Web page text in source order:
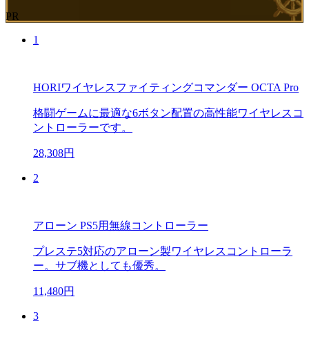
PR
1
HORIワイヤレスファイティングコマンダー OCTA Pro
格闘ゲームに最適な6ボタン配置の高性能ワイヤレスコ
ントローラーです。
28,308円
2
アローン PS5用無線コントローラー
プレステ5対応のアローン製ワイヤレスコントローラ
ー。サブ機としても優秀。
11,480円
3